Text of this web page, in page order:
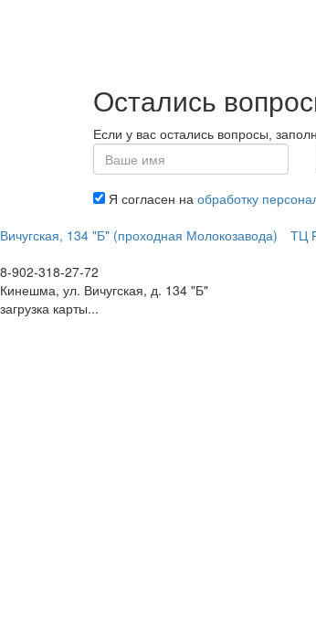
Остались
Если у вас остались вопросы,
Я согласен на обработку
Вичугская, 134 "Б" (проходная Молокозавода)
ТЦ
8-902-318-27-72
Кинешма, ул. Вичугская, д. 134 "Б"
загрузка карты...